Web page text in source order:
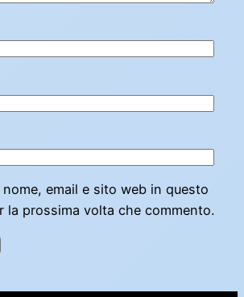
nome, email e sito web in questo
la prossima volta che commento.